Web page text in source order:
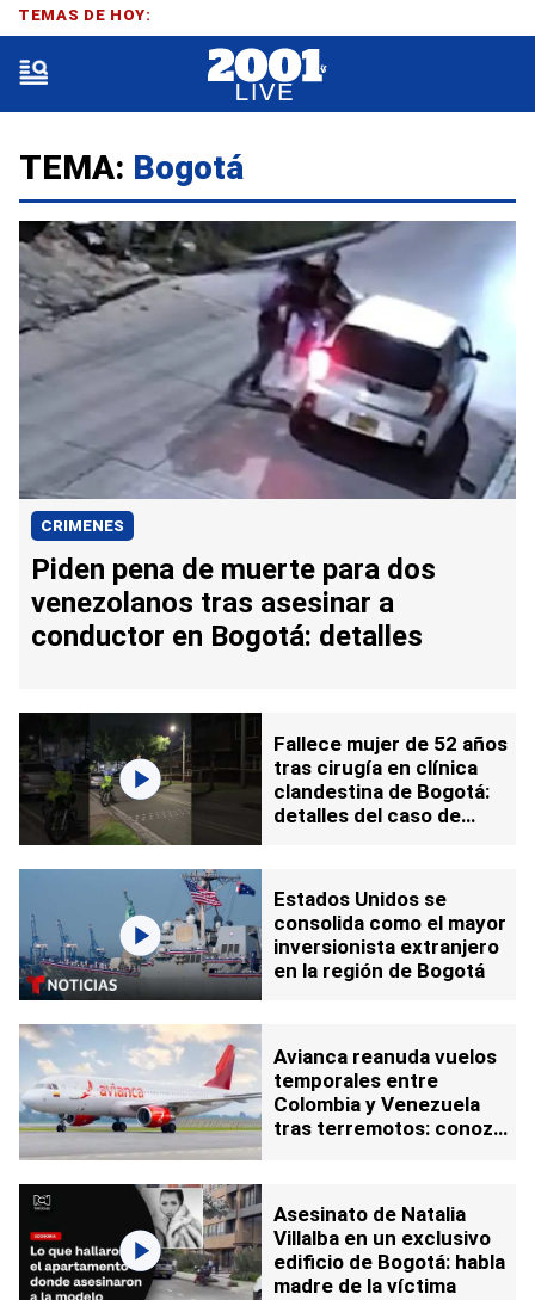
TEMA: Bogotá
CRIMENES
Piden pena de muerte para dos
venezolanos tras asesinar a
conductor en Bogotá: detalles
Fallece mujer de 52 años
tras cirugía en clínica
clandestina de Bogotá:
detalles del caso de
Estados Unidos se
consolida como el mayor
inversionista extranjero
en la región de Bogotá
Avianca reanuda vuelos
temporales entre
Colombia y Venezuela
tras terremotos: conozca
Asesinato de Natalia
Villalba en un exclusivo
edificio de Bogotá: habla
madre de la víctima
TEMAS DE HOY: